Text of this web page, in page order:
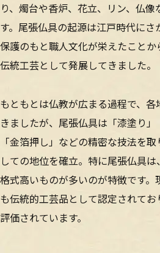
り、燭台や香炉、花立、リン、仏像
す。尾張仏具の起源は江戸時代にさ
保護のもと職人文化が栄えたこと
伝統工芸として発展してきました。
もともとは仏教が広まる過程で、
きましたが、尾張仏具は「漆塗り」
「金箔押し」などの精密な技法を
しての地位を確立。特に尾張仏具
格式高いものが多いのが特徴です。
も伝統的工芸品として認定されてお
評価されています。